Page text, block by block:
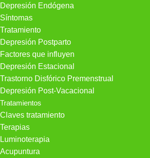
Depresión Endógena
Síntomas
Tratamiento
Depresión Postparto
Factores que influyen
Depresión Estacional
Trastorno Disfórico Premenstrual
Depresión Post-Vacacional
Tratamientos
Claves tratamiento
Terapias
Luminoterapia
Acupuntura